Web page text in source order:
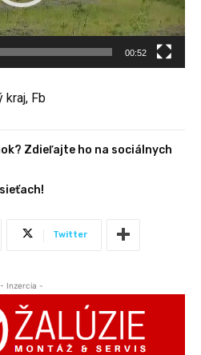
00:52
kraj, Fb
Zdieľajte ho na sociálnych
sieťach!
Twitter
- Inzercia -